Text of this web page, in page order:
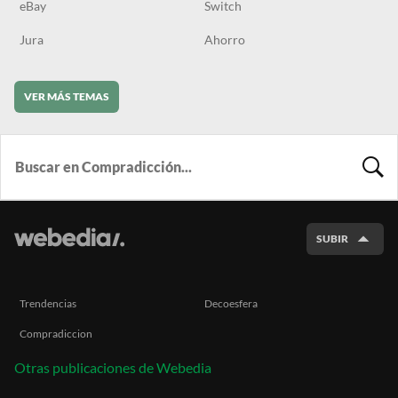
eBay Switch
Jura Ahorro
VER MÁS TEMAS
SUBIR
Trendencias Decoesfera
Compradiccion
Otras publicaciones de Webedia